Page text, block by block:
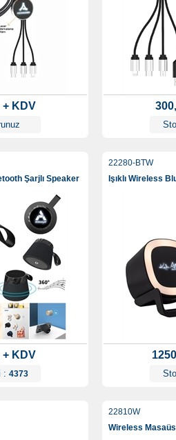
+ KDV
Şarjlı Speaker
+ KDV
: 4373
22280-BTW
Işıklı Wireless
22810W
Wireless